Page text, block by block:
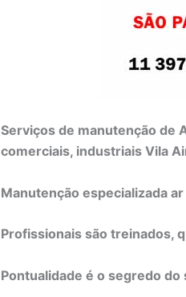
Serviços de manutenção de
comerciais, industriais Vila
Manutenção especializada
Profissionais são treinados,
Pontualidade é o segredo do